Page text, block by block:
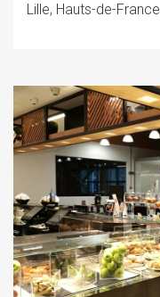
Lille, Hauts-de-France